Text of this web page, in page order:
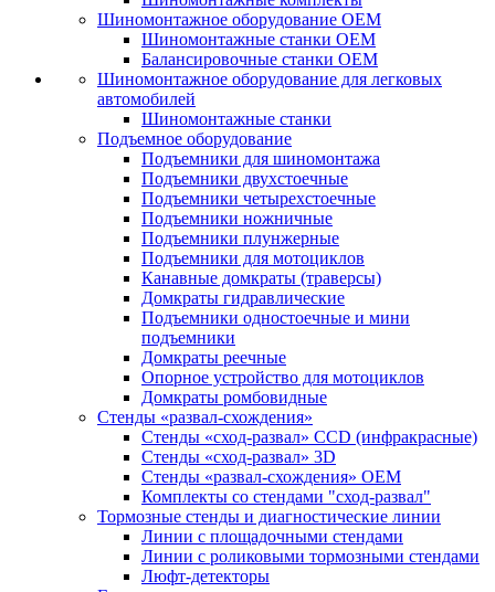
Шиномонтажное оборудование ОЕМ
Шиномонтажные станки ОЕМ
Балансировочные станки ОЕМ
Шиномонтажное оборудование для легковых
автомобилей
Шиномонтажные станки
Подъемное оборудование
Подъемники для шиномонтажа
Подъемники двухстоечные
Подъемники четырехстоечные
Подъемники ножничные
Подъемники плунжерные
Подъемники для мотоциклов
Канавные домкраты (траверсы)
Домкраты гидравлические
Подъемники одностоечные и мини
подъемники
Домкраты реечные
Опорное устройство для мотоциклов
Домкраты ромбовидные
Стенды «развал-схождения»
Стенды «сход-развал» CCD (инфракрасные)
Стенды «сход-развал» 3D
Стенды «развал-схождения» ОЕМ
Комплекты со стендами "сход-развал"
Тормозные стенды и диагностические линии
Линии с площадочными стендами
Линии с роликовыми тормозными стендами
Люфт-детекторы